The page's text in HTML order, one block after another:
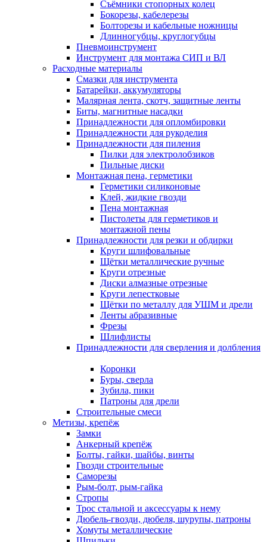
Съёмники стопорных колец
Бокорезы, кабелерезы
Болторезы и кабельные ножницы
Длинногубцы, круглогубцы
Пневмоинструмент
Инструмент для монтажа СИП и ВЛ
Расходные материалы
Смазки для инструмента
Батарейки, аккумуляторы
Малярная лента, скотч, защитные ленты
Биты, магнитные насадки
Принадлежности для опломбировки
Принадлежности для рукоделия
Принадлежности для пиления
Пилки для электролобзиков
Пильные диски
Монтажная пена, герметики
Герметики силиконовые
Клей, жидкие гвозди
Пена монтажная
Пистолеты для герметиков и
монтажной пены
Принадлежности для резки и обдирки
Круги шлифовальные
Щётки металлические ручные
Круги отрезные
Диски алмазные отрезные
Круги лепестковые
Щётки по металлу для УШМ и дрели
Ленты абразивные
Фрезы
Шлифлисты
Принадлежности для сверления и долбления
Коронки
Буры, сверла
Зубила, пики
Патроны для дрели
Строительные смеси
Метизы, крепёж
Замки
Анкерный крепёж
Болты, гайки, шайбы, винты
Гвозди строительные
Саморезы
Рым-болт, рым-гайка
Стропы
Трос стальной и аксессуары к нему
Дюбель-гвозди, дюбеля, шурупы, патроны
Хомуты металлические